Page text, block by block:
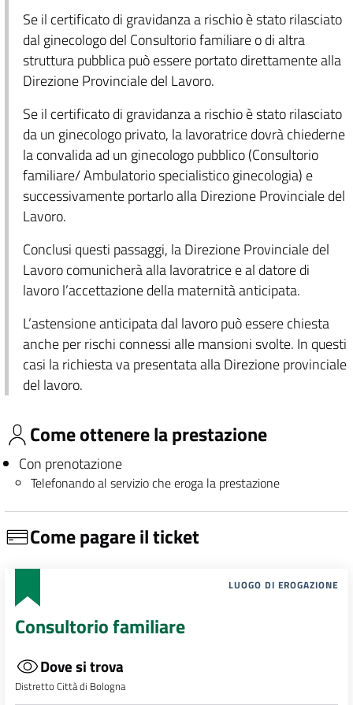
Se il certificato di gravidanza a rischio è stato rilasciato
dal ginecologo del Consultorio familiare o di altra
struttura pubblica può essere portato direttamente alla
Direzione Provinciale del Lavoro.
Se il certificato di gravidanza a rischio è stato rilasciato
da un ginecologo privato, la lavoratrice dovrà chiederne
la convalida ad un ginecologo pubblico (Consultorio
familiare/ Ambulatorio specialistico ginecologia) e
successivamente portarlo alla Direzione Provinciale del
Lavoro.
Conclusi questi passaggi, la Direzione Provinciale del
Lavoro comunicherà alla lavoratrice e al datore di
lavoro l’accettazione della maternità anticipata.
L’astensione anticipata dal lavoro può essere chiesta
anche per rischi connessi alle mansioni svolte. In questi
casi la richiesta va presentata alla Direzione provinciale
del lavoro.
Come ottenere la prestazione
Con prenotazione
Telefonando al servizio che eroga la prestazione
Come pagare il ticket
LUOGO DI EROGAZIONE
Consultorio familiare
Dove si trova
Distretto Città di Bologna